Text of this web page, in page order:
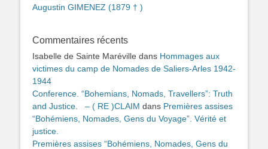
Augustin GIMENEZ (1879 † )
Commentaires récents
Isabelle de Sainte Maréville dans Hommages aux
victimes du camp de Nomades de Saliers-Arles 1942-
1944
Conference. “Bohemians, Nomads, Travellers”: Truth
and Justice. – ( RE )CLAIM dans Premières assises
“Bohémiens, Nomades, Gens du Voyage”. Vérité et
justice.
Premières assises “Bohémiens, Nomades, Gens du